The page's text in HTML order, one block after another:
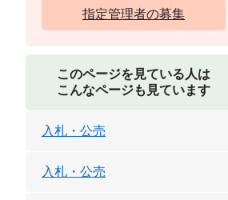
指定管理者の募集
このページを見ている人は
こんなページも見ています
入札・公売
入札・公売